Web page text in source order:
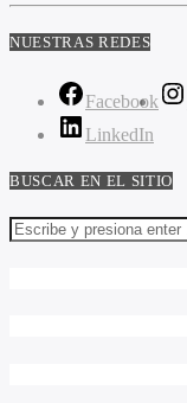
NUESTRAS REDES
Facebook
LinkedIn
BUSCAR EN EL SITIO